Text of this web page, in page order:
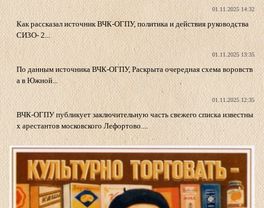
01.11.2025 14:32
Как рассказал источник ВЧК-ОГПУ, политика и действия руководства
СИЗО- 2...
01.11.2025 13:35
По данным источника ВЧК-ОГПУ, Раскрыта очередная схема воровств
а в Южной...
01.11.2025 12:35
ВЧК-ОГПУ публикует заключительную часть свежего списка известны
х арестантов московского Лефортово....